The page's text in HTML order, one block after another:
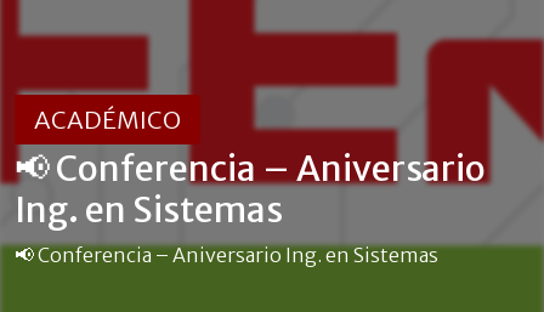
ACADÉMICO
📢 Conferencia – Aniversario
Ing. en Sistemas
📢 Conferencia – Aniversario Ing. en Sistemas